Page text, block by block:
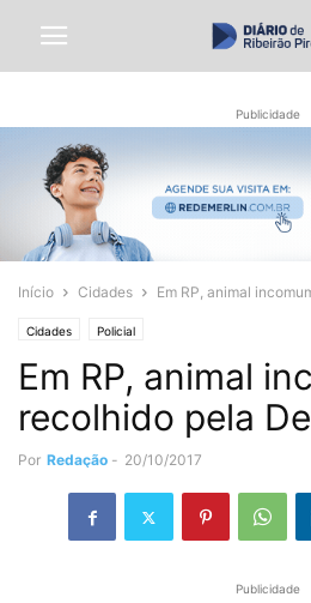
Publicidade
Início Cidades Em RP, animal
Cidades Policial
Em RP, animal
recolhido pela
Por Redação - 20/10/2017
Publicidade